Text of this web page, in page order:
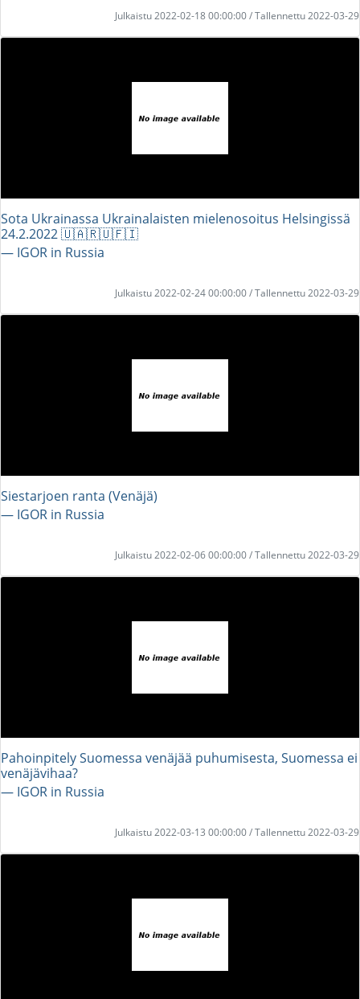
Julkaistu 2022-02-18 00:00:00 / Tallennettu 2022-03-29
Sota Ukrainassa Ukrainalaisten mielenosoitus Helsingissä
24.2.2022 🇺🇦🇷🇺🇫🇮
― IGOR in Russia
Julkaistu 2022-02-24 00:00:00 / Tallennettu 2022-03-29
Siestarjoen ranta (Venäjä)
― IGOR in Russia
Julkaistu 2022-02-06 00:00:00 / Tallennettu 2022-03-29
Pahoinpitely Suomessa venäjää puhumisesta, Suomessa ei
venäjävihaa?
― IGOR in Russia
Julkaistu 2022-03-13 00:00:00 / Tallennettu 2022-03-29